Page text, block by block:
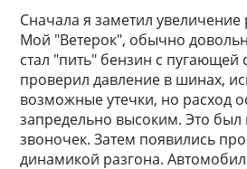
Сначала я заметил увеличение
Мой "Ветерок", обычно
стал "пить" бензин с пугающей
проверил давление в шинах,
возможные утечки, но расход
запредельно высоким. Это
звоночек. Затем появились
динамикой разгона.